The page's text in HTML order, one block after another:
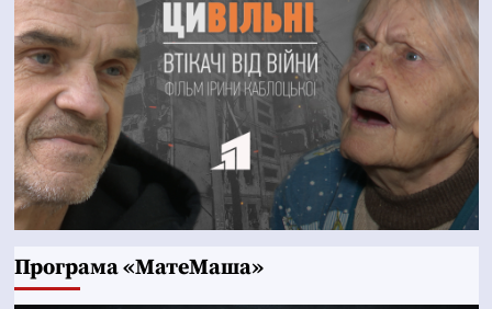
Програма «МатеМаша»